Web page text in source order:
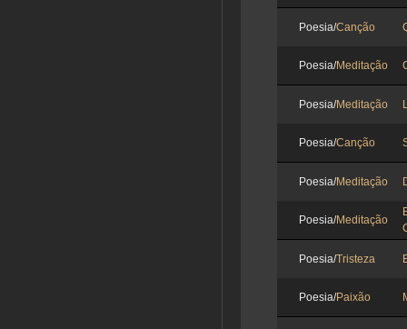
Poesia/Canção
Poesia/Meditação
Poesia/Meditação
Poesia/Canção
Poesia/Meditação
Poesia/Meditação
Poesia/Tristeza
Poesia/Paixão